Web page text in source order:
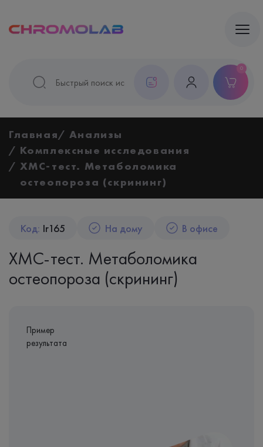
0
Главная
Анализы
Комплексные исследования
ХМС-тест. Метаболомика
остеопороза (скрининг)
Код: Ir165 На дому В офисе
ХМС-тест. Метаболомика
остеопороза (скрининг)
Пример
результата